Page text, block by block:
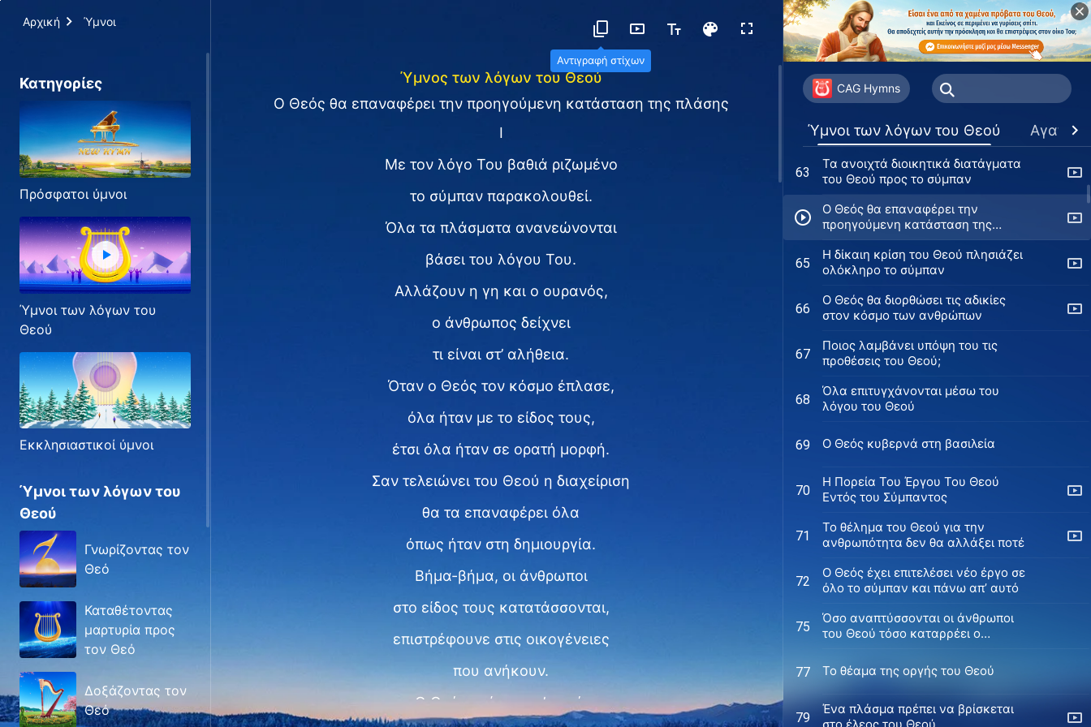
Αρχική Ύμνοι
Αντιγραφή στίχων
Κατηγορίες
Πρόσφατοι ύμνοι
Ύμνοι των λόγων του
Θεού
Εκκλησιαστικοί ύμνοι
Ύμνοι των λόγων του
Θεού
Γνωρίζοντας τον
Θεό
Καταθέτοντας
μαρτυρία προς
τον Θεό
Δοξάζοντας τον
Θεό
Ύμνος των λόγων του Θεού
Ο Θεός θα επαναφέρει την προηγούμενη κατάσταση της πλάσης
I
Με τον λόγο Του βαθιά ριζωμένο
το σύμπαν παρακολουθεί.
Όλα τα πλάσματα ανανεώνονται
βάσει του λόγου Του.
Αλλάζουν η γη και ο ουρανός,
ο άνθρωπος δείχνει
τι είναι στ’ αλήθεια.
Όταν ο Θεός τον κόσμο έπλασε,
όλα ήταν με το είδος τους,
έτσι όλα ήταν σε ορατή μορφή.
Σαν τελειώνει του Θεού η διαχείριση
θα τα επαναφέρει όλα
όπως ήταν στη δημιουργία.
Βήμα-βήμα, οι άνθρωποι
στο είδος τους κατατάσσονται,
επιστρέφουνε στις οικογένειες
που ανήκουν.
Ο Θεός χαίρεται μ’ αυτό.
CAG Hymns
Ύμνοι των λόγων του Θεού
57 Το τραγούδι των νικητών
58
Η μεγαλύτερη ευλογία που ο Θεός
παραχωρεί στον άνθρωπο
61
θέση;
63
Τα ανοιχτά διοικητικά διατάγματα
του Θεού προς το σύμπαν
Ο Θεός θα επαναφέρει την
προηγούμενη κατάσταση της
πλάσης
65
Η δίκαιη κρίση του Θεού πλησιάζει
ολόκληρο το σύμπαν
66
Ο Θεός θα διορθώσει τις αδικίες
στον κόσμο των ανθρώπων
67
Ποιος λαμβάνει υπόψη του τις
προθέσεις του Θεού;
68
Όλα επιτυγχάνονται μέσω του
λόγου του Θεού
69 Ο Θεός κυβερνά στη βασιλεία
70
H Πορεία Του Έργου Του Θεού
Εντός του Σύμπαντος
71
Το θέλημα του Θεού για την
ανθρωπότητα δεν θα αλλάξει ποτέ
72
Ο Θεός έχει επιτελέσει νέο έργο σε
όλο το σύμπαν και πάνω απ’ αυτό
75
Όσο αναπτύσσονται οι άνθρωποι
του Θεού τόσο καταρρέει ο
77
Το θέαμα της οργής του Θεού
79
Ένα πλάσμα πρέπει να βρίσκεται